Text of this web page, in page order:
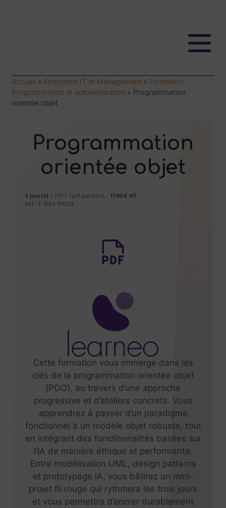
Accueil » Formation IT et Management » Formation
Programmation et automatisation » Programmation
orientée objet
Programmation
orientée objet
3 jour(s) | 21h | Tarif par pers. : 1790€ HT
Ref : F-DEV-PROG
Cette formation vous immerge dans les
clés de la programmation orientée objet
(POO), au travers d’une approche
progressive et d’ateliers concrets. Vous
apprendrez à passer d’un paradigme
fonctionnel à un modèle objet robuste, tout
en intégrant des fonctionnalités basées sur
l’IA de manière éthique et performante.
Entre modélisation UML, design patterns
et prototypage IA, vous bâtirez un mini-
projet fil rouge qui rythmera les trois jours
et vous permettra d’ancrer durablement